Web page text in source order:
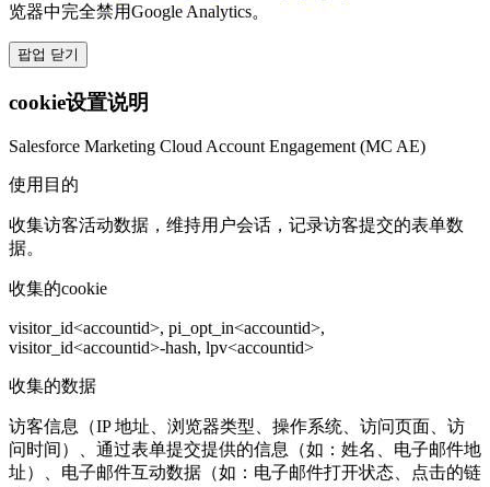
览器中完全禁用Google Analytics。
팝업 닫기
cookie设置说明
Salesforce Marketing Cloud Account Engagement (MC AE)
使用目的
收集访客活动数据，维持用户会话，记录访客提交的表单数
据。
收集的cookie
visitor_id<accountid>, pi_opt_in<accountid>,
visitor_id<accountid>-hash, lpv<accountid>
收集的数据
访客信息（IP 地址、浏览器类型、操作系统、访问页面、访
问时间）、通过表单提交提供的信息（如：姓名、电子邮件地
址）、电子邮件互动数据（如：电子邮件打开状态、点击的链